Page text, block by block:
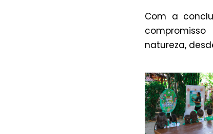
Com a
natureza,